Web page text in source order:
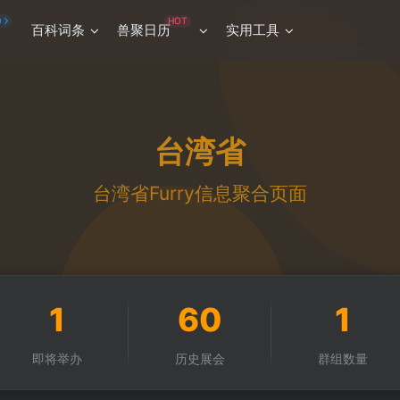
百科词条 兽聚日历
HOT
实用工具
台湾省
台湾省Furry信息聚合页面
1
即将举办
60
历史展会
1
群组数量